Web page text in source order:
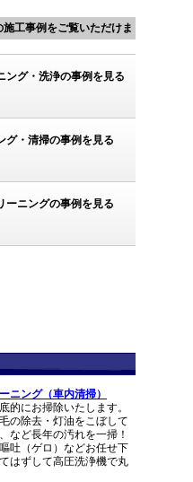
工事例をご覧いただけま
ング・洗浄の事例を見る
グ・清掃の事例を見る
ーニングの事例を見る
ニング（車内清掃）
的にお掃除いたします。
の除去・灯油をこぼして
など長年の汚れを一掃！
吐（ゲロ）などお任せ下
はずして高圧洗浄機で丸